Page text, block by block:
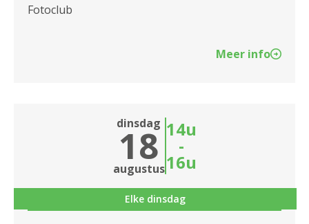
2140 Borgerhout
2660 Hoboken
2950 Kapellen
Fotoclub
Meer info
dinsdag
18
augustus
14u
-
16u
Elke dinsdag